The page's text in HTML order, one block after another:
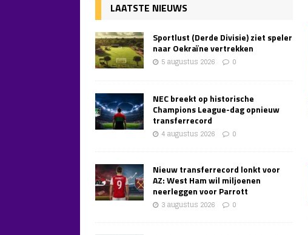
LAATSTE NIEUWS
Sportlust (Derde Divisie) ziet speler
naar Oekraïne vertrekken
5 augustus 2026 0
NEC breekt op historische
Champions League-dag opnieuw
transferrecord
4 augustus 2026 0
Nieuw transferrecord lonkt voor
AZ: West Ham wil miljoenen
neerleggen voor Parrott
3 augustus 2026 0